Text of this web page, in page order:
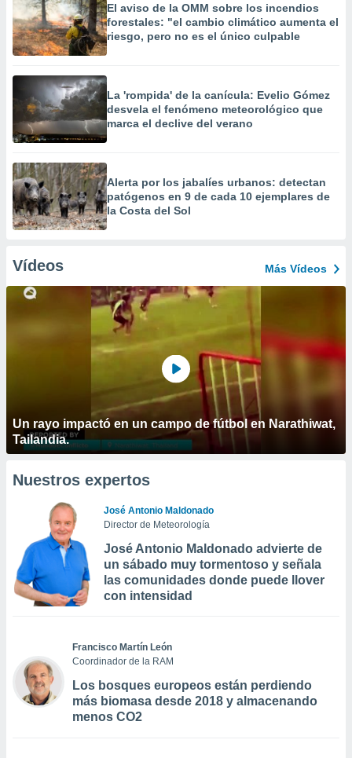
El aviso de la OMM sobre los incendios
forestales: "el cambio climático aumenta el
riesgo, pero no es el único culpable
La 'rompida' de la canícula: Evelio Gómez
desvela el fenómeno meteorológico que
marca el declive del verano
Alerta por los jabalíes urbanos: detectan
patógenos en 9 de cada 10 ejemplares de
la Costa del Sol
Vídeos Más Vídeos
Un rayo impactó en un campo de fútbol en Narathiwat,
Tailandia.
Nuestros expertos
José Antonio Maldonado
Director de Meteorología
José Antonio Maldonado advierte de
un sábado muy tormentoso y señala
las comunidades donde puede llover
con intensidad
Francisco Martín León
Coordinador de la RAM
Los bosques europeos están perdiendo
más biomasa desde 2018 y almacenando
menos CO2